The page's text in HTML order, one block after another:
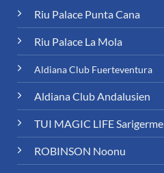
Riu Palace Punta Cana
Riu Palace La Mola
Aldiana Club Fuerteventura
Aldiana Club Andalusien
TUI MAGIC LIFE Sarigerme
ROBINSON Noonu